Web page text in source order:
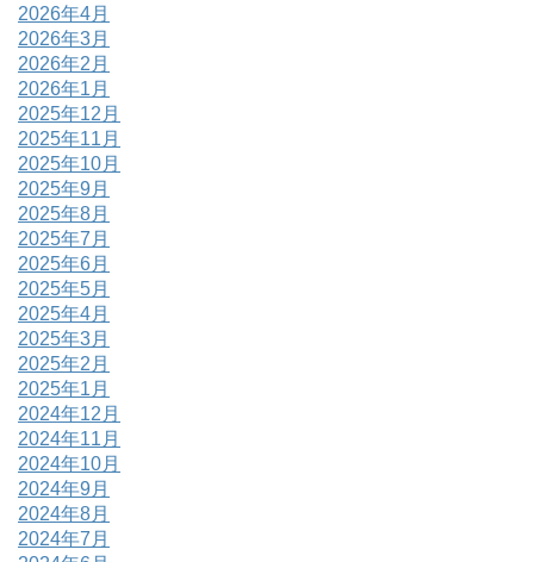
2026年4月
2026年3月
2026年2月
2026年1月
2025年12月
2025年11月
2025年10月
2025年9月
2025年8月
2025年7月
2025年6月
2025年5月
2025年4月
2025年3月
2025年2月
2025年1月
2024年12月
2024年11月
2024年10月
2024年9月
2024年8月
2024年7月